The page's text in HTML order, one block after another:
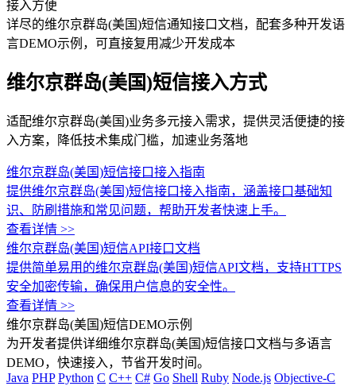
接入方便
详尽的维尔京群岛(美国)短信通知接口文档，配套多种开发语
言DEMO示例，可直接复用减少开发成本
维尔京群岛(美国)短信接入方式
适配维尔京群岛(美国)业务多元接入需求，提供灵活便捷的接
入方案，降低技术集成门槛，加速业务落地
维尔京群岛(美国)短信接口接入指南
提供维尔京群岛(美国)短信接口接入指南，涵盖接口基础知
识、防刷措施和常见问题，帮助开发者快速上手。
查看详情 >>
维尔京群岛(美国)短信API接口文档
提供简单易用的维尔京群岛(美国)短信API文档，支持HTTPS
安全加密传输，确保用户信息的安全性。
查看详情 >>
维尔京群岛(美国)短信DEMO示例
为开发者提供详细维尔京群岛(美国)短信接口文档与多语言
DEMO，快速接入，节省开发时间。
Java PHP Python C C++ C# Go Shell Ruby Node.js Objective-C